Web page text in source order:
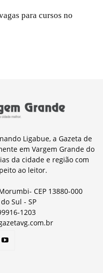
para cursos no
Ligabue, a Gazeta de
em Vargem Grande do
da cidade e região com
ao leitor.
CEP 13880-000
Sul - SP
1203